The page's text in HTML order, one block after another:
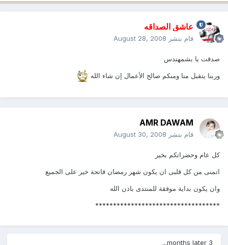
عاشق الصداقه
قام بنشر August 28, 2008
صدقت يا بشمهندس
وربنا يتقبل منا ومنكم صالح الأعمال إن شاء الله
AMR DAWAM
قام بنشر August 30, 2008
كل عام وحضراتكم بخير
اتمنى من كل قلبى ان يكون شهر رمضان فاتحة خير على الجميع
وان يكون بداية موفقة للمنتدى باذن الله
***********************************
3 months later...